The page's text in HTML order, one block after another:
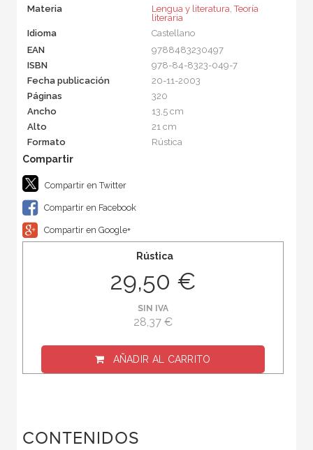
Materia
Lengua y literatura,Teoría
literaria
Idioma
Castellano
EAN
9788483230497
ISBN
978-84-8323-049-7
Fecha publicación
20-11-2003
Páginas
320
Ancho
13,5 cm
Alto
21 cm
Formato
Rústica
Compartir en Twitter
Compartir en Facebook
Compartir en Google+
Rústica
29,50 €
SIN IVA
28,37 €
AÑADIR AL CARRITO
CONTENIDOS